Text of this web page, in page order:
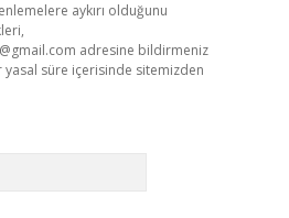
aykırı olduğunu
adresine bildirmeniz
süre içerisinde sitemizden